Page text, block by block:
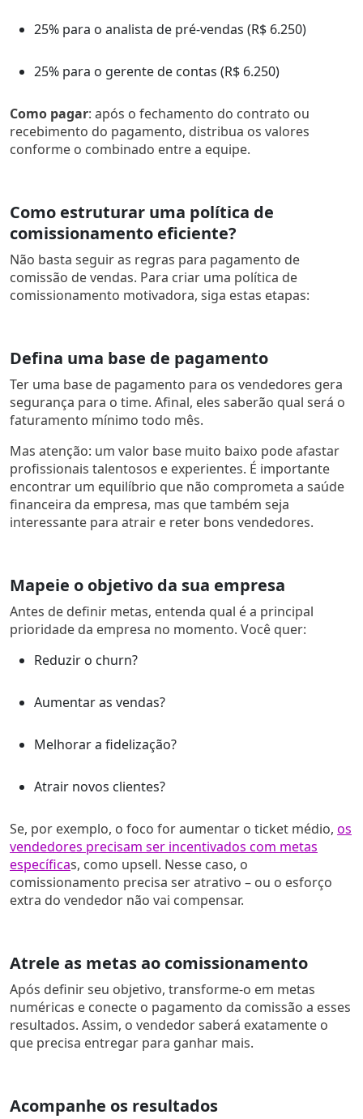
25% para o analista de pré-vendas (R$ 6.250)
25% para o gerente de contas (R$ 6.250)
Como pagar: após o fechamento do contrato ou
recebimento do pagamento, distribua os valores
conforme o combinado entre a equipe.
Como estruturar uma política de
comissionamento eficiente?
Não basta seguir as regras para pagamento de
comissão de vendas. Para criar uma política de
comissionamento motivadora, siga estas etapas:
Defina uma base de pagamento
Ter uma base de pagamento para os vendedores gera
segurança para o time. Afinal, eles saberão qual será o
faturamento mínimo todo mês.
Mas atenção: um valor base muito baixo pode afastar
profissionais talentosos e experientes. É importante
encontrar um equilíbrio que não comprometa a saúde
financeira da empresa, mas que também seja
interessante para atrair e reter bons vendedores.
Mapeie o objetivo da sua empresa
Antes de definir metas, entenda qual é a principal
prioridade da empresa no momento. Você quer:
Reduzir o churn?
Aumentar as vendas?
Melhorar a fidelização?
Atrair novos clientes?
Se, por exemplo, o foco for aumentar o ticket médio, os
vendedores precisam ser incentivados com metas
específicas, como upsell. Nesse caso, o
comissionamento precisa ser atrativo – ou o esforço
extra do vendedor não vai compensar.
Atrele as metas ao comissionamento
Após definir seu objetivo, transforme-o em metas
numéricas e conecte o pagamento da comissão a esses
resultados. Assim, o vendedor saberá exatamente o
que precisa entregar para ganhar mais.
Acompanhe os resultados